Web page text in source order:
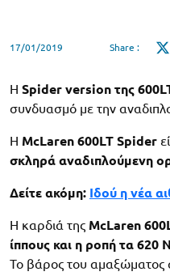
17/01/2019 Share :
Η Spider version της
συνδυασμό με την
Η McLaren 600LT Spider
σκληρά αναδιπλούμενη
Δείτε ακόμη: Ιδού η νέα
Η καρδιά της McLaren
ίππους και η ροπή τα 620
Το βάρος του αμαξώματος